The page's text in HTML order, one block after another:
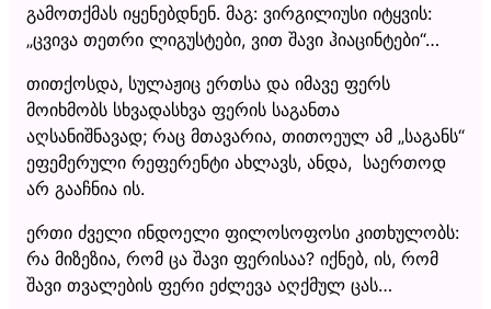
გამოთქმას იყენებდნენ. მაგ: ვირგილიუსი იტყვის:
„ცვივა თეთრი ლიგუსტები, ვით შავი ჰიაცინტები“…
თითქოსდა, სულაჟიც ერთსა და იმავე ფერს
მოიხმობს სხვადასხვა ფერის საგანთა
აღსანიშნავად; რაც მთავარია, თითოეულ ამ „საგანს“
ეფემერული რეფერენტი ახლავს, ანდა, საერთოდ
არ გააჩნია ის.
ერთი ძველი ინდოელი ფილოსოფოსი კითხულობს:
რა მიზეზია, რომ ცა შავი ფერისაა? იქნებ, ის, რომ
შავი თვალების ფერი ეძლევა აღქმულ ცას…